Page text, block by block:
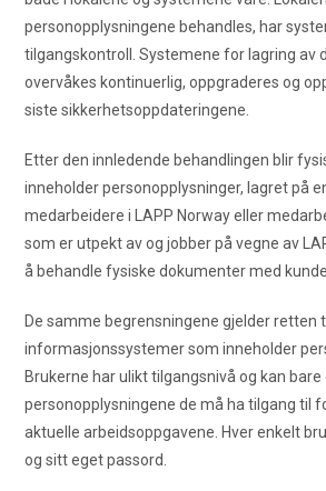
personopplysningene behandles, har
tilgangskontroll. Systemene for lagring av
overvåkes kontinuerlig, oppgraderes og
siste sikkerhetsoppdateringene.
Etter den innledende behandlingen blir
inneholder personopplysninger, lagret på
medarbeidere i LAPP Norway eller
som er utpekt av og jobber på vegne av
å behandle fysiske dokumenter med
De samme begrensningene gjelder retten
informasjonssystemer som inneholder
Brukerne har ulikt tilgangsnivå og kan
personopplysningene de må ha tilgang til
aktuelle arbeidsoppgavene. Hver enkelt
og sitt eget passord.